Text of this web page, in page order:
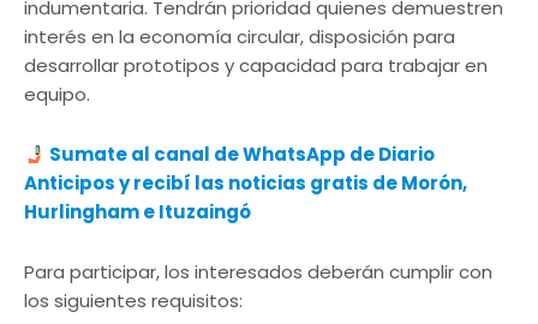
indumentaria. Tendrán prioridad quienes demuestren
interés en la economía circular, disposición para
desarrollar prototipos y capacidad para trabajar en
equipo.
Sumate al canal de WhatsApp de Diario
Anticipos y recibí las noticias gratis de Morón,
Hurlingham e Ituzaingó
Para participar, los interesados deberán cumplir con
los siguientes requisitos: